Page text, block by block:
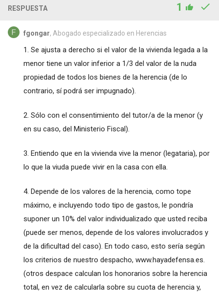
RESPUESTA 1
fgongar, Abogado especializado en Herencias
1. Se ajusta a derecho si el valor de la vivienda legada a la
menor tiene un valor inferior a 1/3 del valor de la nuda
propiedad de todos los bienes de la herencia (de lo
contrario, sí podrá ser impugnado).
2. Sólo con el consentimiento del tutor/a de la menor (y
en su caso, del Ministerio Fiscal).
3. Entiendo que en la vivienda vive la menor (legataria), por
lo que la viuda puede vivir en la casa con ella.
4. Depende de los valores de la herencia, como tope
máximo, e incluyendo todo tipo de gastos, le pondría
suponer un 10% del valor individualizado que usted reciba
(puede ser menos, depende de los valores involucrados y
de la dificultad del caso). En todo caso, esto sería según
los criterios de nuestro despacho, www.hayadefensa.es.
(otros despace calculan los honorarios sobre la herencia
total, en vez de calcularla sobre su cuota de herencia y,